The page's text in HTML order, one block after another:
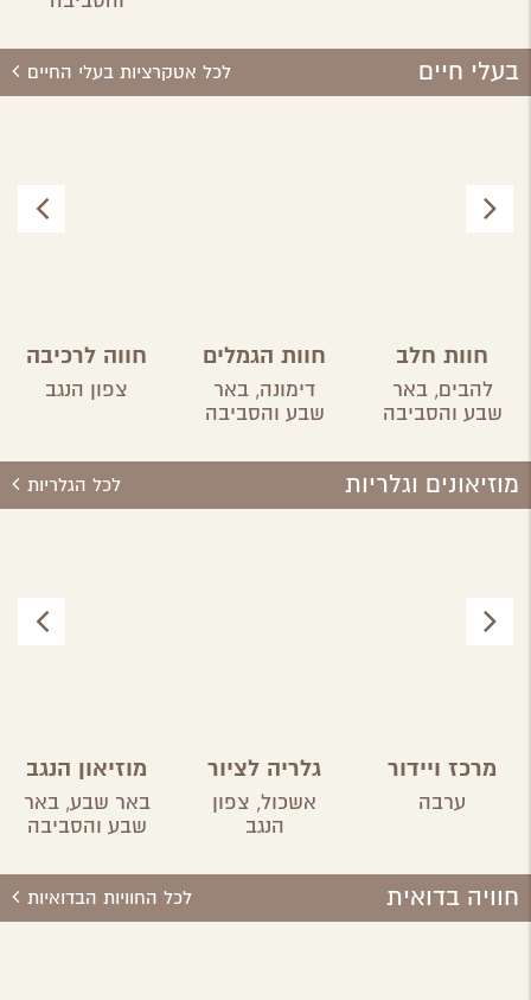
בעלי חיים לכל אטקרציות בעלי החיים
חוות חלב
בראשית
להבים,באר
שבע והסביבה
חוות הגמלים
בנגב
דימונה, באר
שבע והסביבה
חווה לרכיבה
על סוסים
צפון הנגב
מוזיאונים וגלריות לכל הגלריות
מרכז ויידור
בערבה
ערבה
גלריה לציור
"המכחול"
אשכול, צפון
הנגב
מוזיאון הנגב
לאמנות
באר שבע,באר
שבע והסביבה
חוויה בדואית לכל החוויות הבדואיות